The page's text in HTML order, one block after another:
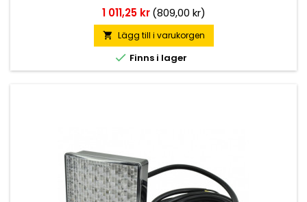
Pris
1 011,25 kr (809,00 kr)
 Lägg till i varukorgen
 Finns i lager